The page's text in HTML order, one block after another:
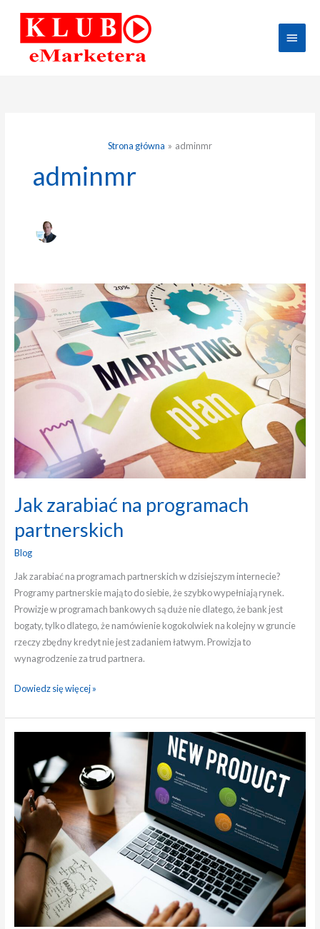
menu
Strona główna adminmr
adminmr
Jak zarabiać na programach
partnerskich
Blog
Jak zarabiać na programach partnerskich w dzisiejszym internecie?
Programy partnerskie mają to do siebie, że szybko wypełniają rynek.
Prowizje w programach bankowych są duże nie dlatego, że bank jest
bogaty, tylko dlatego, że namówienie kogokolwiek na kolejny w gruncie
rzeczy zbędny kredyt nie jest zadaniem łatwym. Prowizja to
wynagrodzenie za trud partnera.
Jak
zarabiać
na
programach
partnerskich
Dowiedz się więcej »
internet